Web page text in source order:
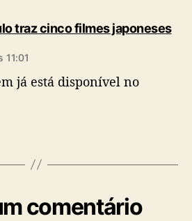
traz cinco filmes japoneses
11:01
já está disponível no
comentário